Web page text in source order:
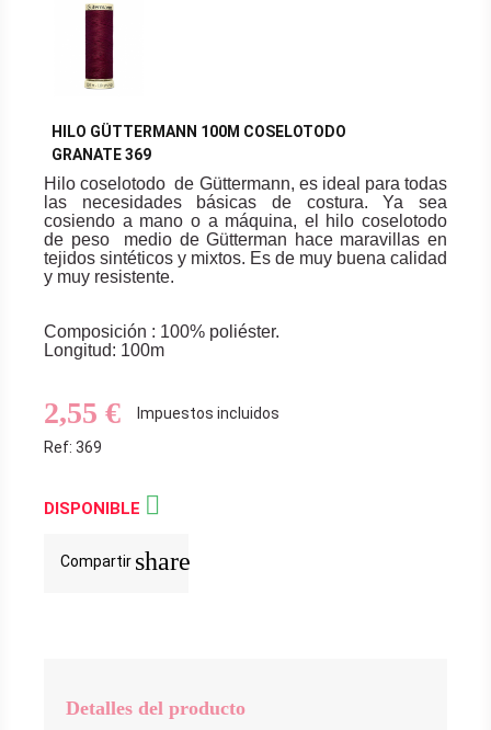
HILO GÜTTERMANN 100M COSELOTODO
GRANATE 369
Hilo coselotodo de Güttermann, es ideal para todas
las necesidades básicas de costura. Ya sea
cosiendo a mano o a máquina, el hilo coselotodo
de peso medio de Gütterman hace maravillas en
tejidos sintéticos y mixtos. Es de muy buena calidad
y muy resistente.
Composición : 100% poliéster.
Longitud: 100m
2,55 €
Impuestos incluidos
Ref: 369
DISPONIBLE 
Compartir share
Detalles del producto